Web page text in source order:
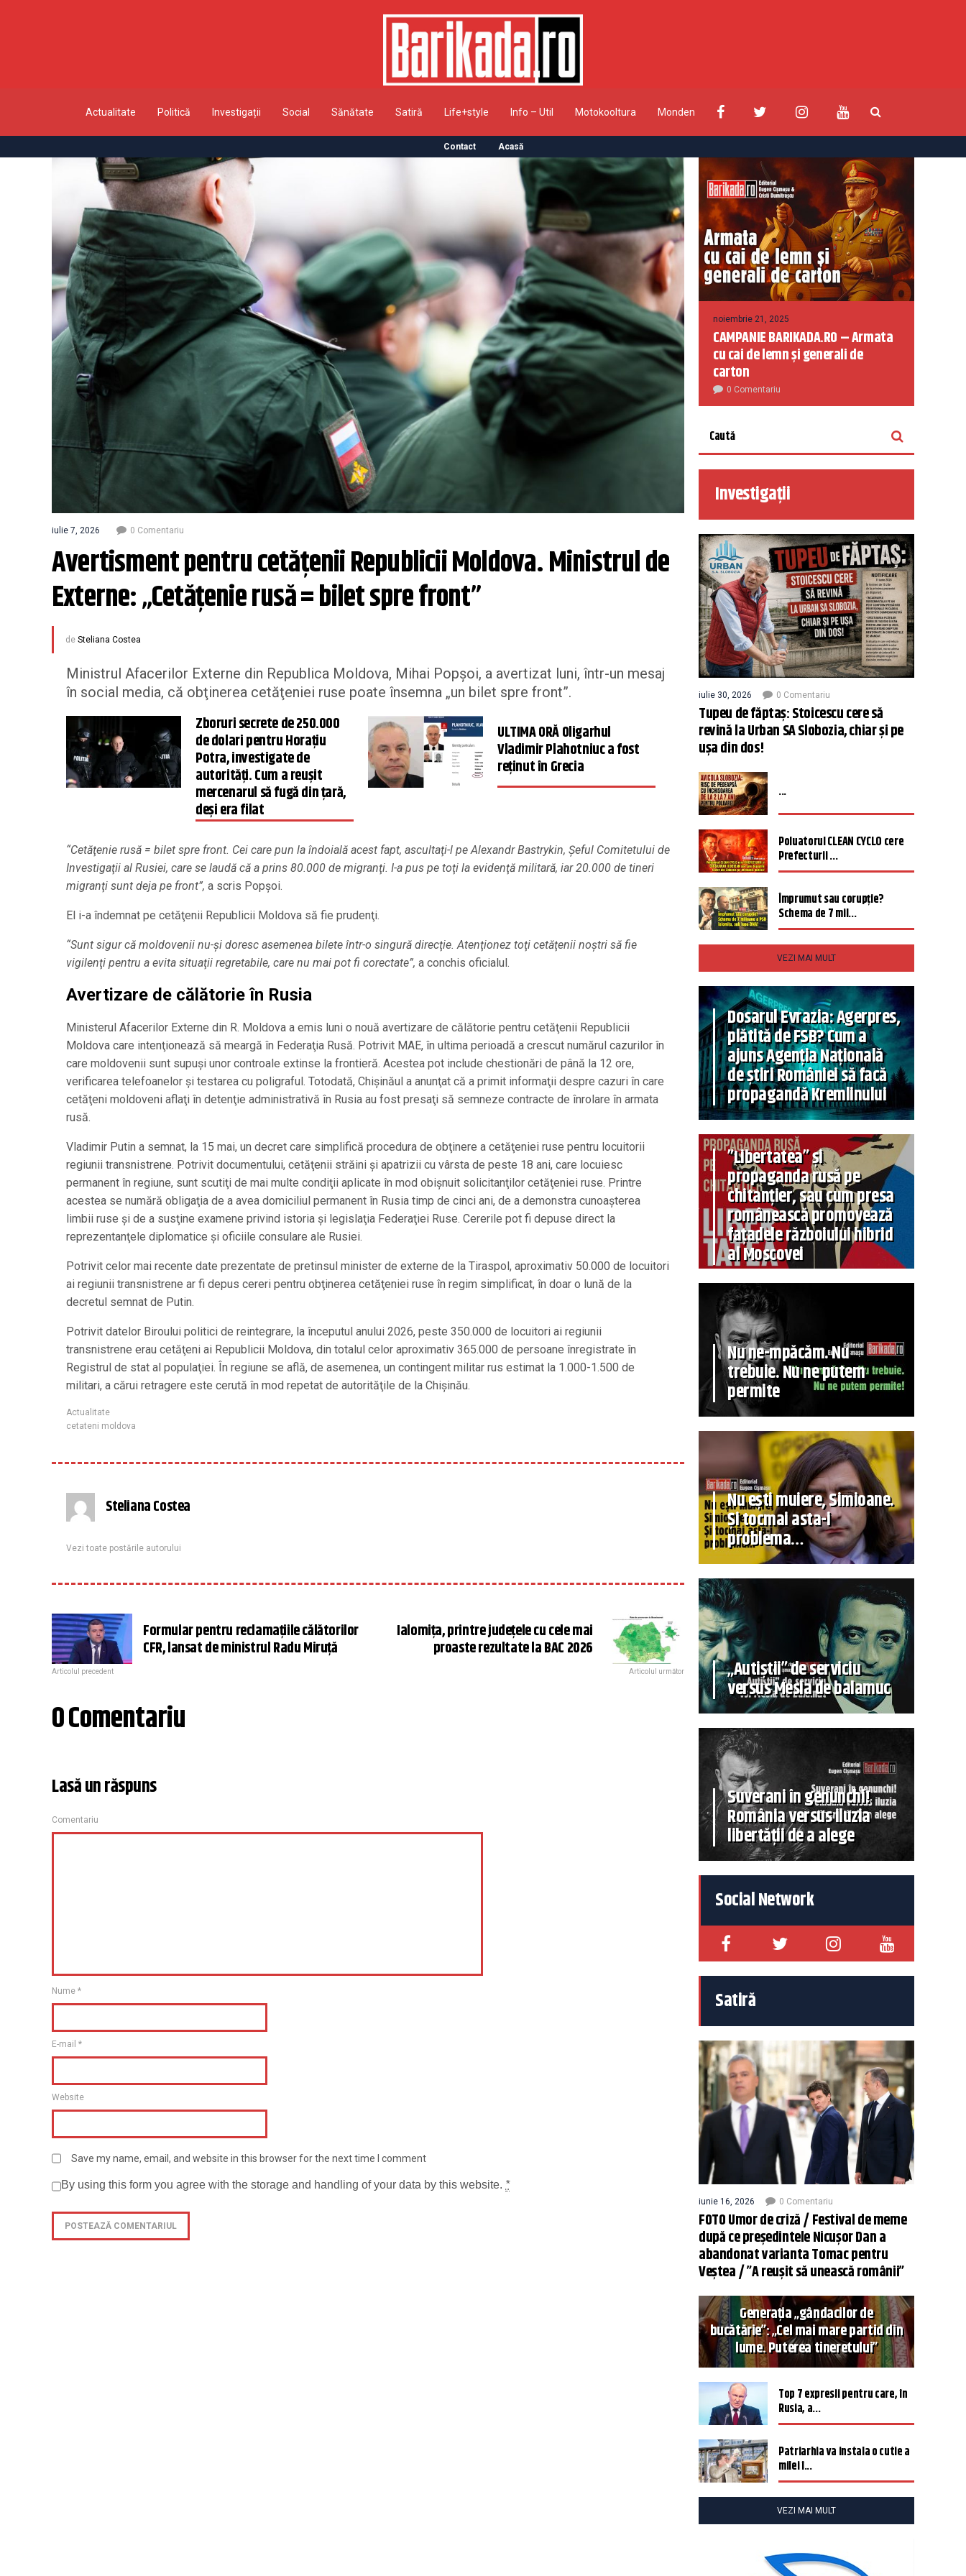
Actualitate Politică Investigații Social Sănătate Satiră Life+style Info – Util Motokooltura Monden
Contact Acasă
iulie 7, 2026 0 Comentariu
Avertisment pentru cetățenii Republicii Moldova. Ministrul de
Externe: „Cetățenie rusă = bilet spre front”
de Steliana Costea
Ministrul Afacerilor Externe din Republica Moldova, Mihai Popşoi, a avertizat luni, într-un mesaj
în social media, că obţinerea cetăţeniei ruse poate însemna „un bilet spre front”.
Zboruri secrete de 250.000
de dolari pentru Horațiu
Potra, investigate de
autorități. Cum a reușit
mercenarul să fugă din țară,
deși era filat
ULTIMA ORĂ Oligarhul
Vladimir Plahotniuc a fost
reținut în Grecia
“Cetăţenie rusă = bilet spre front. Cei care pun la îndoială acest fapt, ascultaţi-l pe Alexandr Bastrykin, Şeful Comitetului de
Investigaţii al Rusiei, care se laudă că a prins 80.000 de migranţi. I-a pus pe toţi la evidenţă militară, iar 20.000 de tineri
migranţi sunt deja pe front”, a scris Popşoi.
El i-a îndemnat pe cetăţenii Republicii Moldova să fie prudenţi.
“Sunt sigur că moldovenii nu-şi doresc asemenea bilete într-o singură direcţie. Atenţionez toţi cetăţenii noştri să fie
vigilenţi pentru a evita situaţii regretabile, care nu mai pot fi corectate”, a conchis oficialul.
Avertizare de călătorie în Rusia
Ministerul Afacerilor Externe din R. Moldova a emis luni o nouă avertizare de călătorie pentru cetăţenii Republicii
Moldova care intenţionează să meargă în Federaţia Rusă. Potrivit MAE, în ultima perioadă a crescut numărul cazurilor în
care moldovenii sunt supuşi unor controale extinse la frontieră. Acestea pot include chestionări de până la 12 ore,
verificarea telefoanelor şi testarea cu poligraful. Totodată, Chişinăul a anunţat că a primit informaţii despre cazuri în care
cetăţeni moldoveni aflaţi în detenţie administrativă în Rusia au fost presaţi să semneze contracte de înrolare în armata
rusă.
Vladimir Putin a semnat, la 15 mai, un decret care simplifică procedura de obţinere a cetăţeniei ruse pentru locuitorii
regiunii transnistrene. Potrivit documentului, cetăţenii străini şi apatrizii cu vârsta de peste 18 ani, care locuiesc
permanent în regiune, sunt scutiţi de mai multe condiţii aplicate în mod obişnuit solicitanţilor cetăţeniei ruse. Printre
acestea se numără obligaţia de a avea domiciliul permanent în Rusia timp de cinci ani, de a demonstra cunoaşterea
limbii ruse şi de a susţine examene privind istoria şi legislaţia Federaţiei Ruse. Cererile pot fi depuse direct la
reprezentanţele diplomatice şi oficiile consulare ale Rusiei.
Potrivit celor mai recente date prezentate de pretinsul minister de externe de la Tiraspol, aproximativ 50.000 de locuitori
ai regiunii transnistrene ar fi depus cereri pentru obţinerea cetăţeniei ruse în regim simplificat, în doar o lună de la
decretul semnat de Putin.
Potrivit datelor Biroului politici de reintegrare, la începutul anului 2026, peste 350.000 de locuitori ai regiunii
transnistrene erau cetăţeni ai Republicii Moldova, din totalul celor aproximativ 365.000 de persoane înregistrate în
Registrul de stat al populaţiei. În regiune se află, de asemenea, un contingent militar rus estimat la 1.000-1.500 de
militari, a cărui retragere este cerută în mod repetat de autorităţile de la Chişinău.
Actualitate
cetateni moldova
Steliana Costea
Vezi toate postările autorului
Formular pentru reclamațiile călătorilor
CFR, lansat de ministrul Radu Miruță
Articolul precedent
Ialomiţa, printre județele cu cele mai
proaste rezultate la BAC 2026
Articolul următor
0 Comentariu
Lasă un răspuns
Comentariu
Nume *
E-mail *
Website
Save my name, email, and website in this browser for the next time I comment
By using this form you agree with the storage and handling of your data by this website. *
noiembrie 21, 2025
CAMPANIE BARIKADA.RO – Armata
cu cai de lemn și generali de
carton
0 Comentariu
Investigații
iulie 30, 2026 0 Comentariu
Tupeu de făptaș: Stoicescu cere să
revină la Urban SA Slobozia, chiar și pe
ușa din dos!
...
Poluatorul CLEAN CYCLO cere
Prefecturii ...
Împrumut sau corupție?
Schema de 7 mil...
VEZI MAI MULT
Dosarul Evrazia: Agerpres,
plătită de FSB? Cum a
ajuns Agenția Națională
de știri României să facă
propagandă Kremlinului
”Libertatea” și
propaganda rusă pe
chitanțier, sau cum presa
românească promovează
fațadele războiului hibrid
al Moscovei
Nu ne-mpăcăm. Nu
trebuie. Nu ne putem
permite
Nu ești muiere, Simioane.
Și tocmai asta-i
problema…
„Autiștii” de serviciu
versus Mesia de balamuc
Suverani în genunchi!
România versus iluzia
libertății de a alege
Social Network
Satiră
iunie 16, 2026 0 Comentariu
FOTO Umor de criză / Festival de meme
după ce președintele Nicușor Dan a
abandonat varianta Tomac pentru
Veștea / ”A reușit să unească românii”
Generația „gândacilor de
bucătărie”: „Cel mai mare partid din
lume. Puterea tineretului”
Top 7 expresii pentru care, în
Rusia, a...
Patriarhia va instala o cutie a
milei î...
VEZI MAI MULT